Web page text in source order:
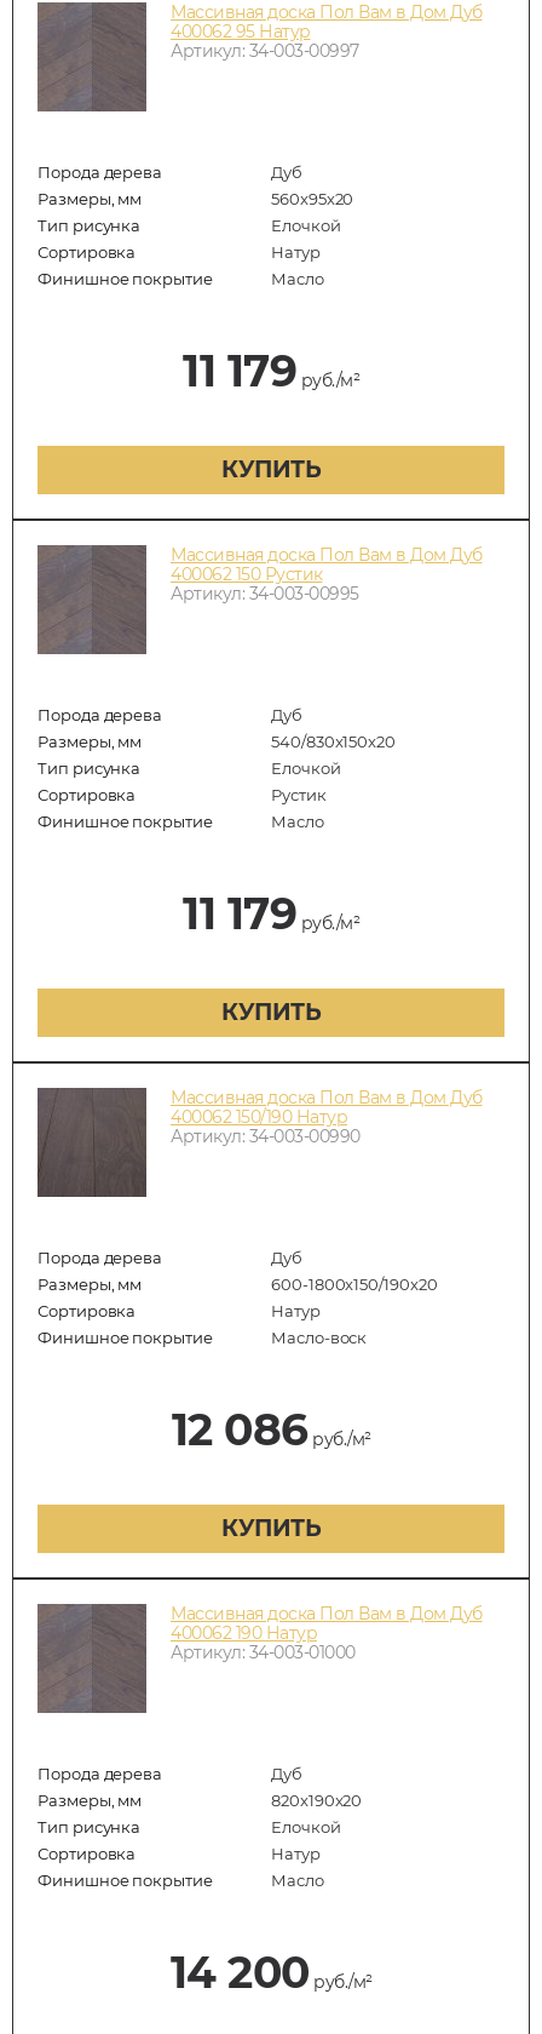
Массивная доска Пол Вам в Дом Дуб
400062 95 Натур
Артикул: 34-003-00997
Порода дерева
Дуб
Размеры, мм
560x95x20
Тип рисунка
Елочкой
Сортировка
Натур
Финишное покрытие
Масло
11 179 руб./м²
КУПИТЬ
Массивная доска Пол Вам в Дом Дуб
400062 150 Рустик
Артикул: 34-003-00995
Порода дерева
Дуб
Размеры, мм
540/830x150x20
Тип рисунка
Елочкой
Сортировка
Рустик
Финишное покрытие
Масло
11 179 руб./м²
КУПИТЬ
Массивная доска Пол Вам в Дом Дуб
400062 150/190 Натур
Артикул: 34-003-00990
Порода дерева
Дуб
Размеры, мм
600-1800x150/190x20
Сортировка
Натур
Финишное покрытие
Масло-воск
12 086руб./м²
КУПИТЬ
Массивная доска Пол Вам в Дом Дуб
400062 190 Натур
Артикул: 34-003-01000
Порода дерева
Дуб
Размеры, мм
820x190x20
Тип рисунка
Елочкой
Сортировка
Натур
Финишное покрытие
Масло
14 200 руб./м²